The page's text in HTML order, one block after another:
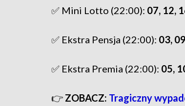
✅ Mini Lotto (22:00): 07, 12,
✅ Ekstra Pensja (22:00): 03,
✅ Ekstra Premia (22:00): 05,
👉 ZOBACZ: Tragiczny